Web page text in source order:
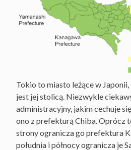
Tokio to miasto leżące w
jest jej stolicą. Niezwykle
administracyjny, jakim cechuje
ono z prefekturą Chiba. Oprócz
strony ogranicza go prefektura
południa i północy ogranicza je